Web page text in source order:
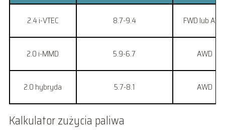
2.4 i-VTEC 8.7-9.4 FWD lub
2.0 i-MMD 5.9-6.7 AWD
2.0 hybryda 5.7-8.1 AWD
Kalkulator zużycia paliwa